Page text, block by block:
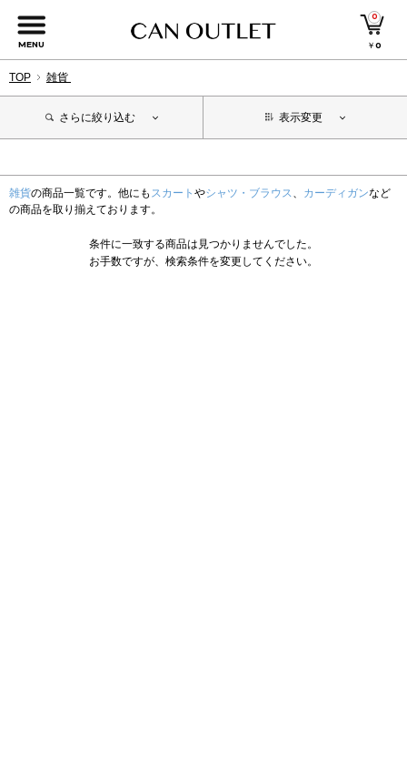
MENU
0
￥0
TOP 雑貨
さらに絞り込む 表示変更
雑貨の商品一覧です。他にも スカート やシャツ・ブラウス、 カーディガンなど
の商品を取り揃えております。
条件に一致する商品は見つかりませんでした。
お手数ですが、検索条件を変更してください。